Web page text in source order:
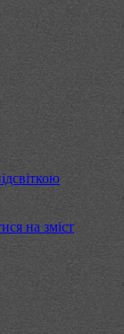
на зміст